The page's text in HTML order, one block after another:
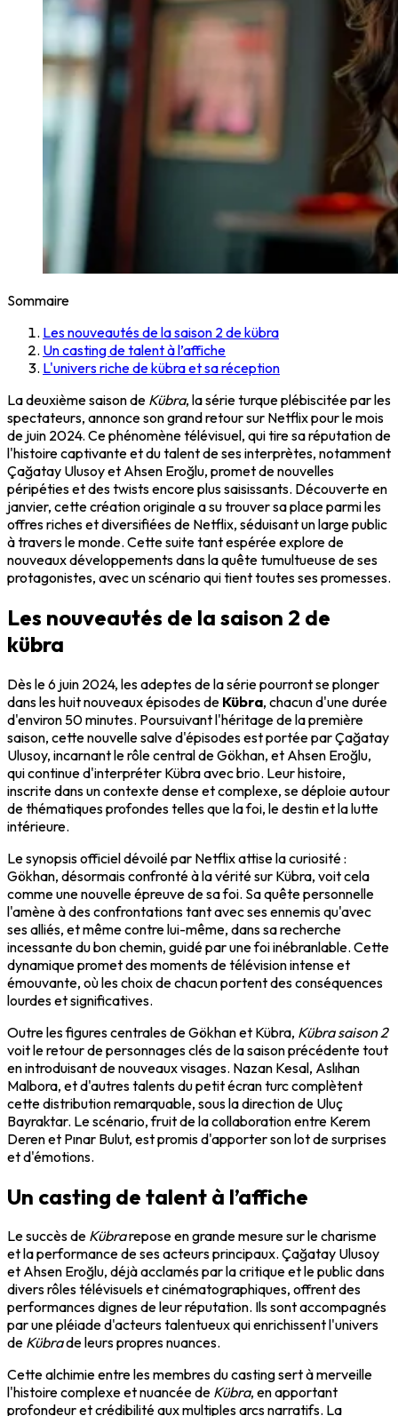
Sommaire
Les nouveautés de la saison 2 de kübra
Un casting de talent à l’affiche
L'univers riche de kübra et sa réception
La deuxième saison de Kübra, la série turque plébiscitée par les
spectateurs, annonce son grand retour sur Netflix pour le mois
de juin 2024. Ce phénomène télévisuel, qui tire sa réputation de
l'histoire captivante et du talent de ses interprètes, notamment
Çağatay Ulusoy et Ahsen Eroğlu, promet de nouvelles
péripéties et des twists encore plus saisissants. Découverte en
janvier, cette création originale a su trouver sa place parmi les
offres riches et diversifiées de Netflix, séduisant un large public
à travers le monde. Cette suite tant espérée explore de
nouveaux développements dans la quête tumultueuse de ses
protagonistes, avec un scénario qui tient toutes ses promesses.
Les nouveautés de la saison 2 de
kübra
Dès le 6 juin 2024, les adeptes de la série pourront se plonger
dans les huit nouveaux épisodes de Kübra, chacun d'une durée
d'environ 50 minutes. Poursuivant l'héritage de la première
saison, cette nouvelle salve d'épisodes est portée par Çağatay
Ulusoy, incarnant le rôle central de Gökhan, et Ahsen Eroğlu,
qui continue d'interpréter Kübra avec brio. Leur histoire,
inscrite dans un contexte dense et complexe, se déploie autour
de thématiques profondes telles que la foi, le destin et la lutte
intérieure.
Le synopsis officiel dévoilé par Netflix attise la curiosité :
Gökhan, désormais confronté à la vérité sur Kübra, voit cela
comme une nouvelle épreuve de sa foi. Sa quête personnelle
l'amène à des confrontations tant avec ses ennemis qu'avec
ses alliés, et même contre lui-même, dans sa recherche
incessante du bon chemin, guidé par une foi inébranlable. Cette
dynamique promet des moments de télévision intense et
émouvante, où les choix de chacun portent des conséquences
lourdes et significatives.
Outre les figures centrales de Gökhan et Kübra, Kübra saison 2
voit le retour de personnages clés de la saison précédente tout
en introduisant de nouveaux visages. Nazan Kesal, Aslıhan
Malbora, et d'autres talents du petit écran turc complètent
cette distribution remarquable, sous la direction de Uluç
Bayraktar. Le scénario, fruit de la collaboration entre Kerem
Deren et Pınar Bulut, est promis d'apporter son lot de surprises
et d'émotions.
Un casting de talent à l’affiche
Le succès de Kübrarepose en grande mesure sur le charisme
et la performance de ses acteurs principaux. Çağatay Ulusoy
et Ahsen Eroğlu, déjà acclamés par la critique et le public dans
divers rôles télévisuels et cinématographiques, offrent des
performances dignes de leur réputation. Ils sont accompagnés
par une pléiade d'acteurs talentueux qui enrichissent l'univers
de Kübrade leurs propres nuances.
Cette alchimie entre les membres du casting sert à merveille
l'histoire complexe et nuancée de Kübra, en apportant
profondeur et crédibilité aux multiples arcs narratifs. La